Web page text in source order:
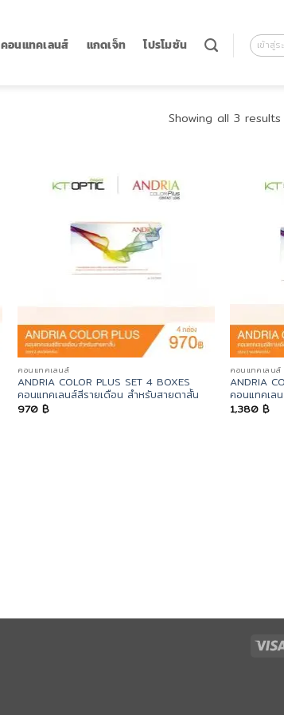
คอนแทคเลนส์ แกดเจ็ท โปรโมชัน เข้าสู่
Showing all 3 results
คอนแทคเลนส์
ANDRIA COLOR PLUS SET 4 BOXES
คอนแทคเลนส์สีรายเดือน สำหรับสายตาสั้น
970฿
คอนแทคเลนส์
ANDRIA
คอนแทคเล
1,380฿